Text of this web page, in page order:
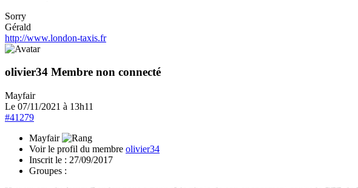
Sorry
Gérald
http://www.london-taxis.fr
olivier34 Membre non connecté
Mayfair
Le 07/11/2021 à 13h11
#41279
Mayfair
Voir le profil du membre olivier34
Inscrit le : 27/09/2017
Groupes :